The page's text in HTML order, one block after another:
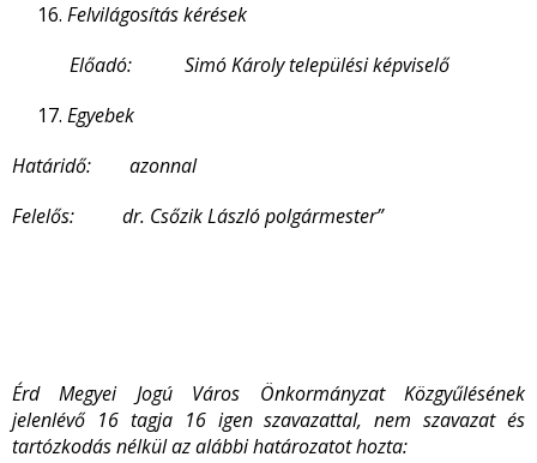
Felvilágosítás kérések
Előadó: Simó Károly települési képviselő
Egyebek
Határidő: azonnal
Felelős: dr. Csőzik László polgármester”
Érd Megyei Jogú Város Önkormányzat Közgyűlésének
jelenlévő 16 tagja 16 igen szavazattal, nem szavazat és
tartózkodás nélkül az alábbi határozatot hozta: